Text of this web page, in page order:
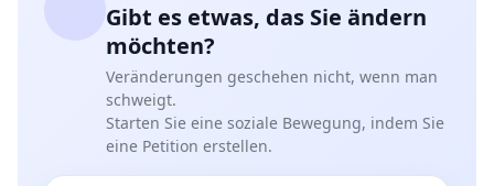
Gibt es etwas, das Sie ändern
möchten?
Veränderungen geschehen nicht, wenn man
schweigt.
Starten Sie eine soziale Bewegung, indem Sie
eine Petition erstellen.